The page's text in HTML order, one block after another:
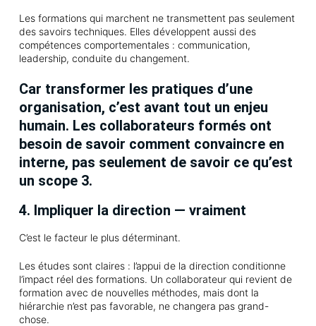
Les formations qui marchent ne transmettent pas seulement
des savoirs techniques. Elles développent aussi des
compétences comportementales : communication,
leadership, conduite du changement.
Car transformer les pratiques d’une
organisation, c’est avant tout un enjeu
humain. Les collaborateurs formés ont
besoin de savoir comment convaincre en
interne, pas seulement de savoir ce qu’est
un scope 3.
4. Impliquer la direction — vraiment
C’est le facteur le plus déterminant.
Les études sont claires : l’appui de la direction conditionne
l’impact réel des formations. Un collaborateur qui revient de
formation avec de nouvelles méthodes, mais dont la
hiérarchie n’est pas favorable, ne changera pas grand-
chose.